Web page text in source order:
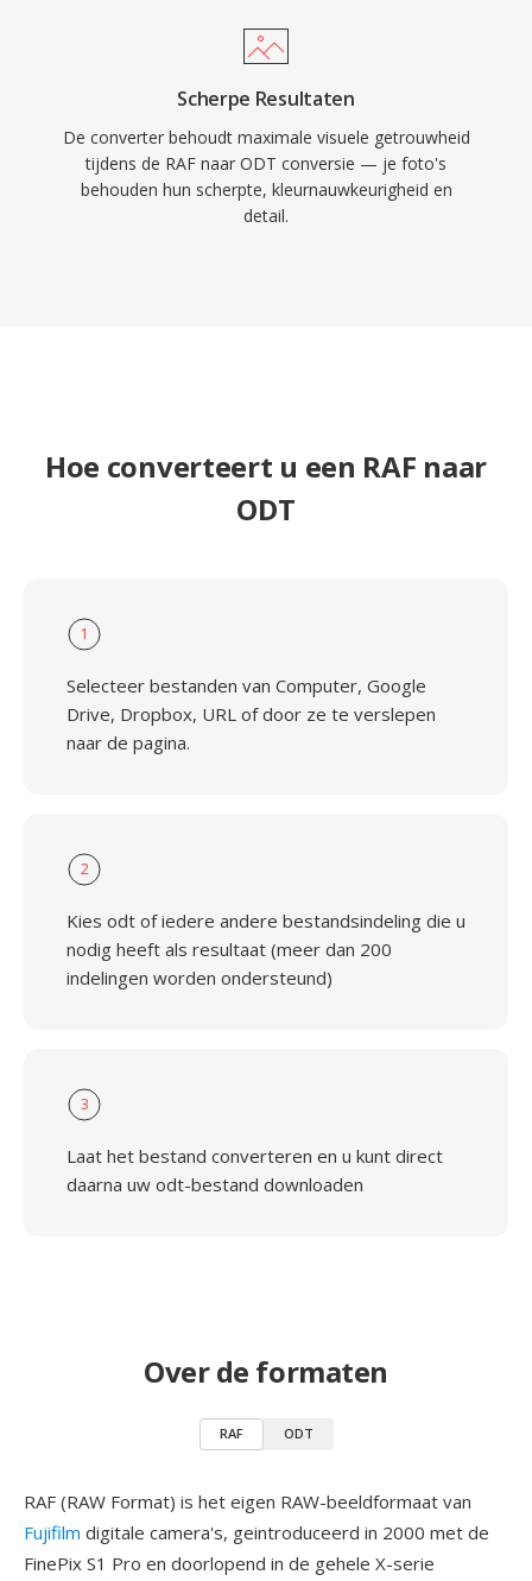
Scherpe Resultaten
De converter behoudt maximale visuele getrouwheid
tijdens de RAF naar ODT conversie — je foto's
behouden hun scherpte, kleurnauwkeurigheid en
detail.
Hoe converteert u een RAF naar
ODT
1
Selecteer bestanden van Computer, Google
Drive, Dropbox, URL of door ze te verslepen
naar de pagina.
2
Kies odt of iedere andere bestandsindeling die u
nodig heeft als resultaat (meer dan 200
indelingen worden ondersteund)
3
Laat het bestand converteren en u kunt direct
daarna uw odt-bestand downloaden
Over de formaten
RAF ODT
RAF (RAW Format) is het eigen RAW-beeldformaat van
Fujifilm digitale camera's, geintroduceerd in 2000 met de
FinePix S1 Pro en doorlopend in de gehele X-serie